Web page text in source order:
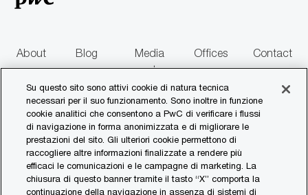
e
About
us
Blog
Media
centre
Offices
Contact
us
follow
us
Separator
Su questo sito sono attivi cookie di natura tecnica
necessari per il suo funzionamento. Sono inoltre in funzione
cookie analitici che consentono a PwC di verificare i flussi
di navigazione in forma anonimizzata e di migliorare le
prestazioni del sito. Gli ulteriori cookie permettono di
raccogliere altre informazioni finalizzate a rendere più
efficaci le comunicazioni e le campagne di marketing. La
chiusura di questo banner tramite il tasto “X” comporta la
continuazione della navigazione in assenza di sistemi di